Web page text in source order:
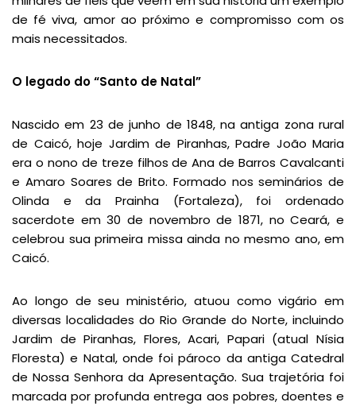
de fé viva, amor ao próximo e compromisso com os
mais necessitados.
O legado do “Santo de Natal”
Nascido em 23 de junho de 1848, na antiga zona rural
de Caicó, hoje Jardim de Piranhas, Padre João Maria
era o nono de treze filhos de Ana de Barros Cavalcanti
e Amaro Soares de Brito. Formado nos seminários de
Olinda e da Prainha (Fortaleza), foi ordenado
sacerdote em 30 de novembro de 1871, no Ceará, e
celebrou sua primeira missa ainda no mesmo ano, em
Caicó.
Ao longo de seu ministério, atuou como vigário em
diversas localidades do Rio Grande do Norte, incluindo
Jardim de Piranhas, Flores, Acari, Papari (atual Nísia
Floresta) e Natal, onde foi pároco da antiga Catedral
de Nossa Senhora da Apresentação. Sua trajetória foi
marcada por profunda entrega aos pobres, doentes e